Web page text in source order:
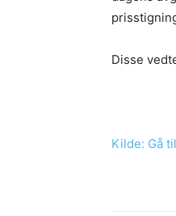
Disse
Kilde: Gå